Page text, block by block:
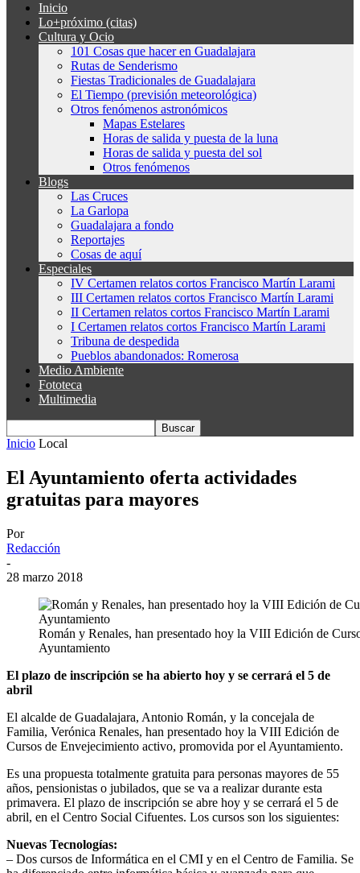
Inicio
Lo+próximo (citas)
Cultura y Ocio
101 Cosas que hacer en Guadalajara
Rutas de Senderismo
Fiestas Tradicionales de Guadalajara
El Tiempo (previsión meteorológica)
Otros fenómenos astronómicos
Mapas Estelares
Horas de salida y puesta de la luna
Horas de salida y puesta del sol
Otros fenómenos
Blogs
Las Cruces
La Garlopa
Guadalajara a fondo
Reportajes
Cosas de aquí
Especiales
IV Certamen relatos cortos Francisco Martín Larami
III Certamen relatos cortos Francisco Martín Larami
II Certamen relatos cortos Francisco Martín Larami
I Certamen relatos cortos Francisco Martín Larami
Tribuna de despedida
Pueblos abandonados: Romerosa
Medio Ambiente
Fototeca
Multimedia
Inicio Local
El Ayuntamiento oferta actividades
gratuitas para mayores
Por
Redacción
-
28 marzo 2018
Román y Renales, han presentado hoy la VIII Edición de
Ayuntamiento
El plazo de inscripción se ha abierto hoy y se cerrará el 5 de
abril
El alcalde de Guadalajara, Antonio Román, y la concejala de
Familia, Verónica Renales, han presentado hoy la VIII Edición de
Cursos de Envejecimiento activo, promovida por el Ayuntamiento.
Es una propuesta totalmente gratuita para personas mayores de 55
años, pensionistas o jubilados, que se va a realizar durante esta
primavera. El plazo de inscripción se abre hoy y se cerrará el 5 de
abril, en el Centro Social Cifuentes. Los cursos son los siguientes:
Nuevas Tecnologías:
– Dos cursos de Informática en el CMI y en el Centro de Familia. Se